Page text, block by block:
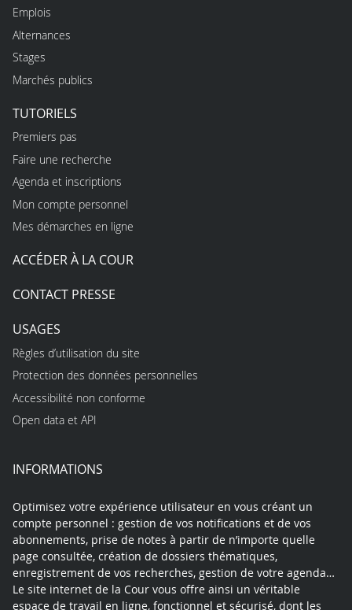
Emplois
Alternances
Stages
Marchés publics
TUTORIELS
Premiers pas
Faire une recherche
Agenda et inscriptions
Mon compte personnel
Mes démarches en ligne
ACCÉDER À LA COUR
CONTACT PRESSE
USAGES
Règles d’utilisation du site
Protection des données personnelles
Accessibilité non conforme
Open data et API
INFORMATIONS
Optimisez votre expérience utilisateur en vous créant un
compte personnel : gestion de vos notifications et de vos
abonnements, prise de notes à partir de n’importe quelle
page consultée, création de dossiers thématiques,
enregistrement de vos recherches, gestion de votre agenda…
Le site internet de la Cour vous offre ainsi un véritable
espace de travail en ligne, fonctionnel et sécurisé, dont les